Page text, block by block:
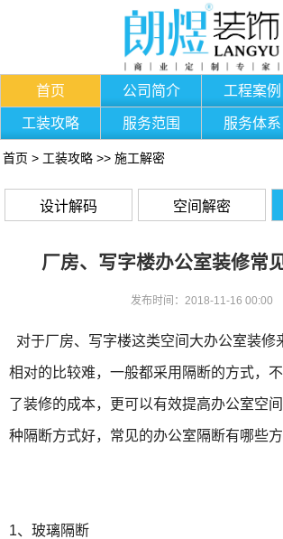
首页 公司简介 工程案例
工装攻略 服务范围 服务体系
首页 > 工装攻略 >> 施工解密
设计解码 空间解密
厂房、写字楼办公室装修常
发布时间：2018-11-16 00:00
对于厂房、写字楼这类空间大办公室装修
相对的比较难，一般都采用隔断的方式，
了装修的成本，更可以有效提高办公室空
种隔断方式好，常见的办公室隔断有哪些方
1、玻璃隔断